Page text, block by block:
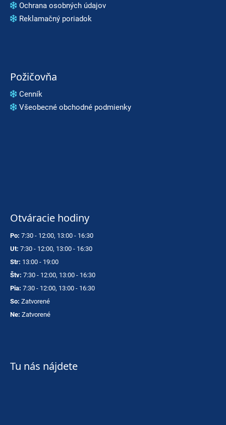
Ochrana osobných údajov
Reklamačný poriadok
Požičovňa
Cenník
Všeobecné obchodné podmienky
Otváracie hodiny
Po: 7:30 - 12:00, 13:00 - 16:30
Ut: 7:30 - 12:00, 13:00 - 16:30
Str: 13:00 - 19:00
Štv: 7:30 - 12:00, 13:00 - 16:30
Pia: 7:30 - 12:00, 13:00 - 16:30
So: Zatvorené
Ne: Zatvorené
Tu nás nájdete